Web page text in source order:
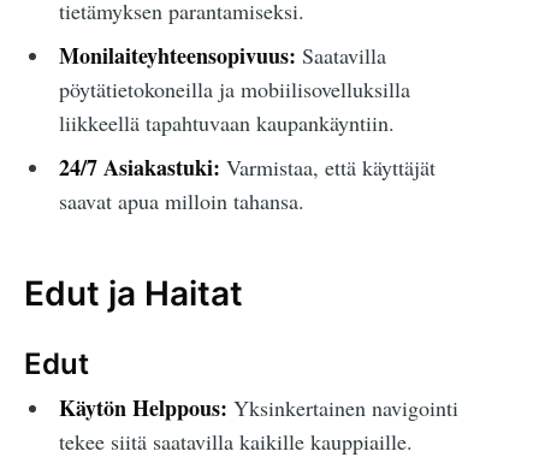
tietämyksen parantamiseksi.
Monilaiteyhteensopivuus: Saatavilla
pöytätietokoneilla ja mobiilisovelluksilla
liikkeellä tapahtuvaan kaupankäyntiin.
24/7 Asiakastuki: Varmistaa, että käyttäjät
saavat apua milloin tahansa.
Edut ja Haitat
Edut
Käytön Helppous: Yksinkertainen navigointi
tekee siitä saatavilla kaikille kauppiaille.